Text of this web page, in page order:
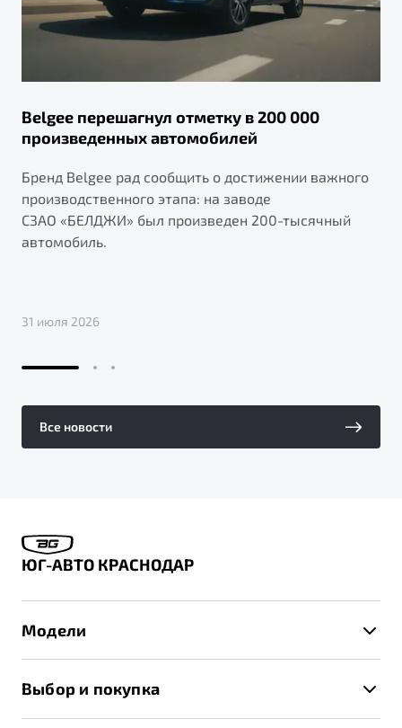
Belgee перешагнул отметку в 200 000
произведенных автомобилей
Бренд Belgee рад сообщить о достижении важного
производственного этапа: на заводе
СЗАО «БЕЛДЖИ» был произведен 200-тысячный
автомобиль.
31 июля 2026
Все новости
ЮГ-АВТО КРАСНОДАР
Модели
Выбор и покупка